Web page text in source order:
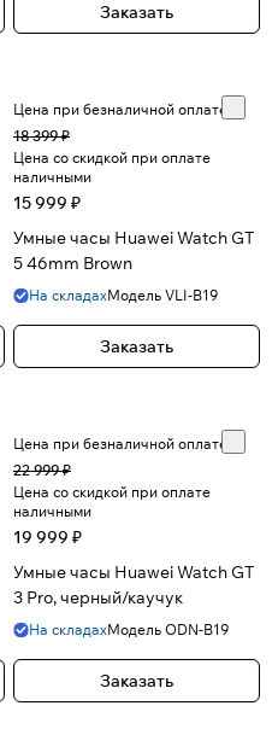
Заказать
Цена при безналичной оплате
18 399 ₽
Цена со скидкой при оплате
наличными
15 999 ₽
Умные часы Huawei Watch GT
5 46mm Brown
На складахМодель VLI-B19
Заказать
Цена при безналичной оплате
22 999 ₽
Цена со скидкой при оплате
наличными
19 999 ₽
Умные часы Huawei Watch GT
3 Pro, черный/каучук
На складахМодель ODN-B19
Заказать